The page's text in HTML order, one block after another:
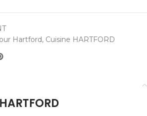
Hartford, Cuisine HARTFORD